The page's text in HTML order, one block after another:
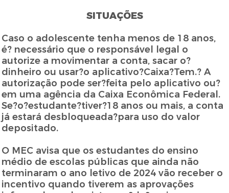
SITUAÇÕES
Caso o adolescente tenha menos de 18 anos,
é? necessário que o responsável legal o
autorize a movimentar a conta, sacar o?
dinheiro ou usar?o aplicativo?Caixa?Tem.? A
autorização pode ser?feita pelo aplicativo ou?
em uma agência da Caixa Econômica Federal.
Se?o?estudante?tiver?18 anos ou mais, a conta
já estará desbloqueada?para uso do valor
depositado.
O MEC avisa que os estudantes do ensino
médio de escolas públicas que ainda não
terminaram o ano letivo de 2024 vão receber o
incentivo quando tiverem as aprovações